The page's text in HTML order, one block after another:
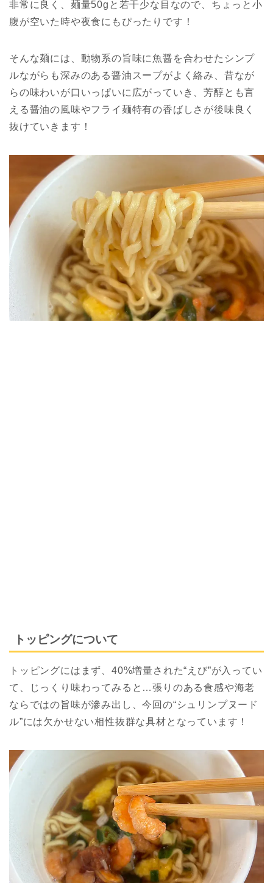
非常に良く、麺量50gと若干少な目なので、ちょっと小
腹が空いた時や夜食にもぴったりです！
そんな麺には、動物系の旨味に魚醤を合わせたシンプ
ルながらも深みのある醤油スープがよく絡み、昔なが
らの味わいが口いっぱいに広がっていき、芳醇とも言
える醤油の風味やフライ麺特有の香ばしさが後味良く
抜けていきます！
トッピングについて
トッピングにはまず、40%増量された“えび”が入ってい
て、じっくり味わってみると…張りのある食感や海老
ならではの旨味が滲み出し、今回の“シュリンプヌード
ル”には欠かせない相性抜群な具材となっています！